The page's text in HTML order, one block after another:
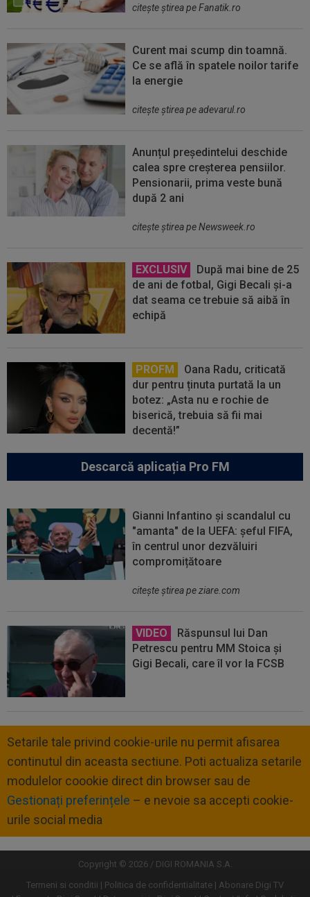
citeşte ştirea pe Fanatik.ro
Curent mai scump din toamnă.
Ce se află în spatele noilor tarife
la energie
citeşte ştirea pe adevarul.ro
Anunțul președintelui deschide
calea spre creșterea pensiilor.
Pensionarii, prima veste bună
după 2 ani
citeşte ştirea pe Newsweek.ro
EXCLUSIV
După mai bine de 25
de ani de fotbal, Gigi Becali și-a
dat seama ce trebuie să aibă în
echipă
PROFM
Oana Radu, criticată
dur pentru ținuta purtată la un
botez: „Asta nu e rochie de
biserică, trebuia să fii mai
decentă!”
Descarcă aplicația Pro FM
Gianni Infantino și scandalul cu
"amanta" de la UEFA: șeful FIFA,
în centrul unor dezvăluiri
compromițătoare
citeşte ştirea pe ziare.com
VIDEO
Răspunsul lui Dan
Petrescu pentru MM Stoica și
Gigi Becali, care îl vor la FCSB
Setarile tale privind cookie-urile nu permit afisarea
continutul din aceasta sectiune. Poti actualiza setarile
modulelor coookie direct din browser sau de
Gestionați preferințele – e nevoie sa accepti cookie-
urile social media
Copyright © 2026 / DIGI ROMANIA S.A.
Termeni si conditii
Politica de confidentialitate
Abonare Digi TV